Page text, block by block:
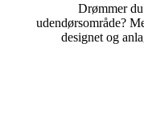
Drømmer
udendørsområde?
designet og